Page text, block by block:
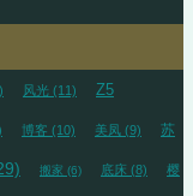
风光 (11) Z5
博客 (10) 美凤 (9) 苏
搬家 (6) 底床 (8) 樱